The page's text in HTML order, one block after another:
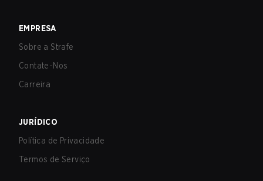
EMPRESA
Sobre a Strafe
Contate-Nos
Carreira
JURÍDICO
Política de Privacidade
Termos de Serviço